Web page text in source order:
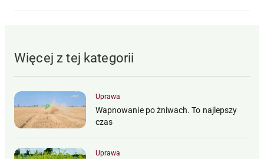
Więcej z tej kategorii
Uprawa
Wapnowanie po żniwach. To najlepszy
czas
Uprawa